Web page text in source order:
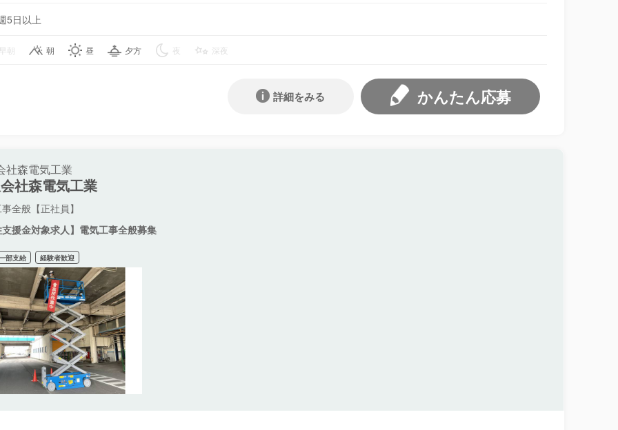
5日以上
朝 朝 昼 夕方 夜 深夜
かんたん応募
詳細をみる
社森電気工業
社森電気工業
全般【正社員】
援金対象求人】電気工事全般募集
部支給 経験者歓迎